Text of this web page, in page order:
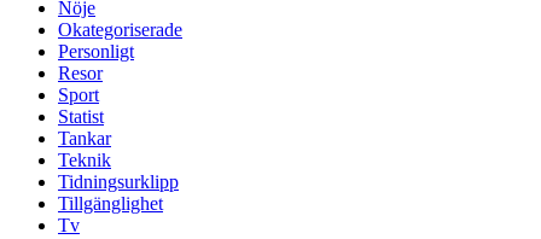
Nöje
Okategoriserade
Personligt
Resor
Sport
Statist
Tankar
Teknik
Tidningsurklipp
Tillgänglighet
Tv